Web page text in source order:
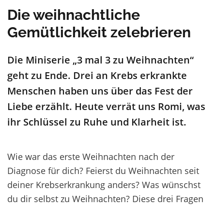
Die weihnachtliche
Gemütlichkeit zelebrieren
Die Miniserie „3 mal 3 zu Weihnachten“
geht zu Ende. Drei an Krebs erkrankte
Menschen haben uns über das Fest der
Liebe erzählt. Heute verrät uns Romi, was
ihr Schlüssel zu Ruhe und Klarheit ist.
Wie war das erste Weihnachten nach der
Diagnose für dich? Feierst du Weihnachten seit
deiner Krebserkrankung anders? Was wünschst
du dir selbst zu Weihnachten? Diese drei Fragen